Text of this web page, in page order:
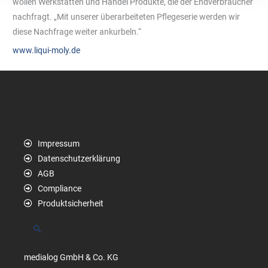
nachfragt. „Mit unserer überarbeiteten Pflegeserie werden wir
diese Nachfrage weiter ankurbeln.“
www.liqui-moly.de
Impressum
Datenschutzerklärung
AGB
Compliance
Produktsicherheit
Suchen
medialog GmbH & Co. KG